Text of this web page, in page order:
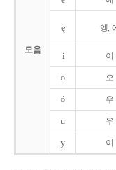
모음
ę 엥,
i 이
o 오
ó 우
u 우
y 이